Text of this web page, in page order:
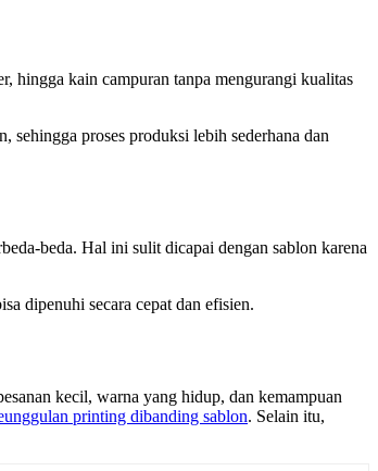
hingga kain campuran tanpa mengurangi kualitas
sehingga proses produksi lebih sederhana dan
beda. Hal ini sulit dicapai dengan sablon karena
dipenuhi secara cepat dan efisien.
kecil, warna yang hidup, dan kemampuan
printing dibanding sablon. Selain itu,